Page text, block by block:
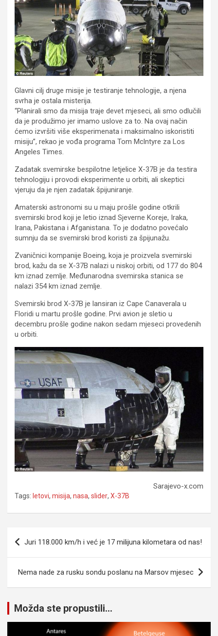
Glavni cilj druge misije je testiranje tehnologije, a njena
svrha je ostala misterija.
“Planirali smo da misija traje devet mjeseci, ali smo odlučili
da je produžimo jer imamo uslove za to. Na ovaj način
ćemo izvršiti više eksperimenata i maksimalno iskoristiti
misiju”, rekao je vođa programa Tom Mclntyre za Los
Angeles Times.
Zadatak svemirske bespilotne letjelice X-37B je da testira
tehnologiju i provodi eksperimente u orbiti, ali skeptici
vjeruju da je njen zadatak špijuniranje.
Amaterski astronomi su u maju prošle godine otkrili
svemirski brod koji je letio iznad Sjeverne Koreje, Iraka,
Irana, Pakistana i Afganistana. To je dodatno povećalo
sumnju da se svemirski brod koristi za špijunažu.
Zvaničnici kompanije Boeing, koja je proizvela svemirski
brod, kažu da se X-37B nalazi u niskoj orbiti, od 177 do 804
km iznad zemlje. Međunarodna svemirska stanica se
nalazi 354 km iznad zemlje.
Svemirski brod X-37B je lansiran iz Cape Canaverala u
Floridi u martu prošle godine. Prvi avion je sletio u
decembru prošle godine nakon sedam mjeseci provedenih
u orbiti.
Sarajevo-x.com
Tags: letovi, misija, nasa, slider, X-37B
Navigacija
članaka
Juri 118.000 km/h i već je 17 milijuna kilometara od nas!
Nema nade za rusku sondu poslanu na Marsov mjesec
Možda ste propustili...